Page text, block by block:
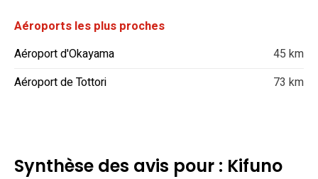
Aéroports les plus proches
Aéroport d'Okayama
45 km
Aéroport de Tottori
73 km
Synthèse des avis pour : Kifuno